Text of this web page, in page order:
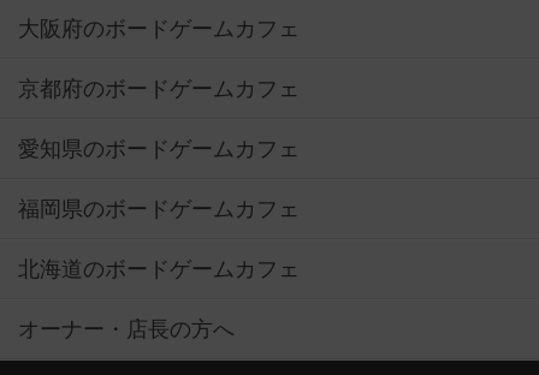
大阪府のボードゲームカフェ
京都府のボードゲームカフェ
愛知県のボードゲームカフェ
福岡県のボードゲームカフェ
北海道のボードゲームカフェ
オーナー・店長の方へ